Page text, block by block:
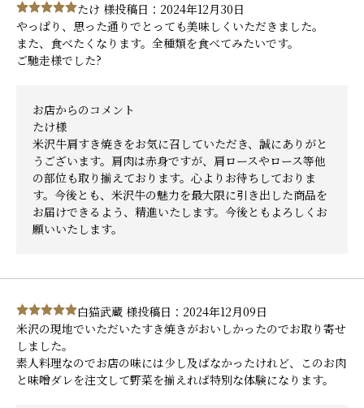
たけ 様投稿日：2024年12月30日
やっぱり、思った通りでとっても美味しくいただきました。
また、食べたくなります。全種類を食べてみたいです。
ご馳走様でした?
お店からのコメント
たけ様
米沢牛肩すき焼きをお気に召していただき、誠にありがと
うございます。肩肉は赤身ですが、肩ロースやロース等他
の部位も取り揃えております。心よりお待ちしておりま
す。今後とも、米沢牛の魅力を最大限に引き出した商品を
お届けできるよう、精進いたします。今後ともよろしくお
願いいたします。
白猫武蔵 様投稿日：2024年12月09日
米沢の現地でいただいたすき焼きがおいしかったのでお取り寄せ
しました。
素人料理なのでお店の味には少し及ばなかったけれど、このお肉
と味噌ダレを注文して野菜を揃えれば特別な体験になります。